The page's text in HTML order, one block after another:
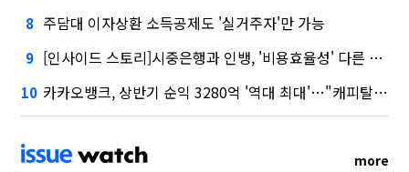
8 주담대 이자상환 소득공제도 '실거주자'만 가능
9 [인사이드 스토리]시중은행과 인뱅, '비용효율성' 다른 잣대 왜?
10 카카오뱅크, 상반기 순익 3280억 '역대 최대'…"캐피탈, 자산 1조원 이상"
more